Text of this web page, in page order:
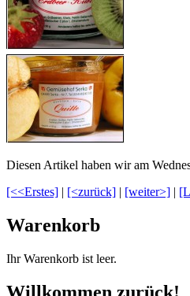
Diesen Artikel haben wir am
[<<Erstes] | [<zurück] | [weiter>] |
Warenkorb
Ihr Warenkorb ist leer.